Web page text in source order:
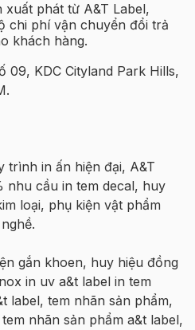
phát từ A&T Label,
chi phí vận chuyển đổi trả
khách hàng.
09, KDC Cityland Park Hills,
trình in ấn hiện đại, A&T
nhu cầu in tem decal, huy
loại, phụ kiện vật phẩm
gắn khoen, huy hiệu đồng
in uv a&t label in tem
label, tem nhãn sản phẩm,
nhãn sản phẩm a&t label,